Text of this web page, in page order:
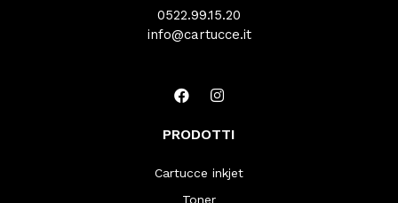
0522.99.15.20
info@cartucce.it
PRODOTTI
Cartucce inkjet
Toner